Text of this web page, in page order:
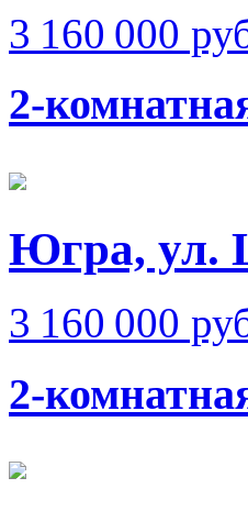
3 160 000
2-
Югра, ул.
3 160 000
2-